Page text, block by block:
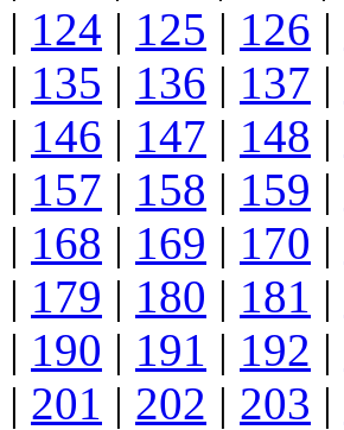
| 124 | 125 | 126 |
| 135 | 136 | 137 |
| 146 | 147 | 148 |
| 157 | 158 | 159 |
| 168 | 169 | 170 |
| 179 | 180 | 181 |
| 190 | 191 | 192 |
| 201 | 202 | 203 |